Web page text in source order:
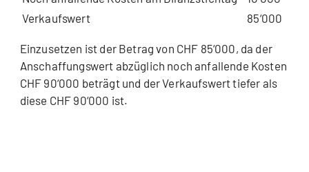
Verkaufswert
85‘000
Einzusetzen ist der Betrag von CHF 85‘000, da der
Anschaffungswert abzüglich noch anfallende Kosten
CHF 90‘000 beträgt und der Verkaufswert tiefer als
diese CHF 90‘000 ist.